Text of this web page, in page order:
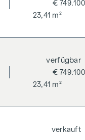
23,41 m²
€ 749.100
23,41 m²
€ 749.100
verfügbar
verkauft